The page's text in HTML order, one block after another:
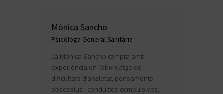
Mònica Sancho
Psicòloga General Sanitària
La Mònica Sancho compta amb
experiència en l’abordatge de
dificultats d’ansietat, pensaments
obsessius i conductes compulsives,